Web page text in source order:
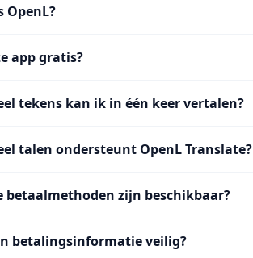
OpenL?
app gratis?
tekens kan ik in één keer vertalen?
talen ondersteunt OpenL Translate?
betaalmethoden zijn beschikbaar?
betalingsinformatie veilig?